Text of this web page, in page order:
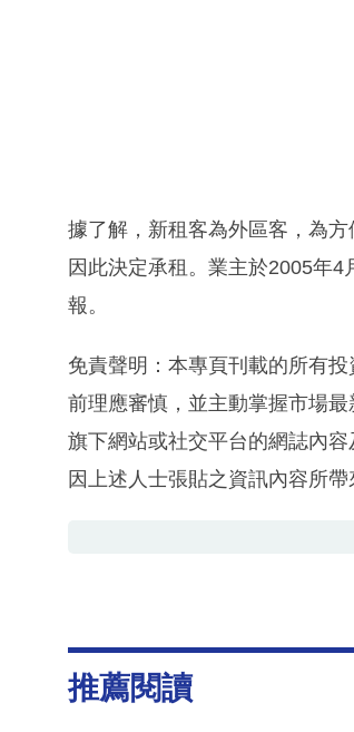
據了解，新租客為外區客，為
因此決定承租。業主於2005年
報。
免責聲明：本專頁刊載的所有
前理應審慎，並主動掌握市場
旗下網站或社交平台的網誌內
因上述人士張貼之資訊內容所帶
推薦閱讀